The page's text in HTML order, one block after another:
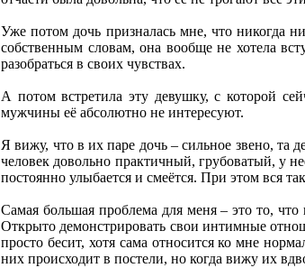
Уже потом дочь призналась мне, что никогда
собственным словам, она вообще не хотела
разобраться в своих чувствах.
А потом встретила эту девушку, с которой
мужчины её абсолютно не интересуют.
Я вижу, что в их паре дочь – сильное звено, та
человек довольно практичный, грубоватый, у
постоянно улыбается и смеётся. При этом вся
Самая большая проблема для меня – это то,
Открыто демонстрировать свои интимные
просто бесит, хотя сама относится ко мне
них происходит в постели, но когда вижу их